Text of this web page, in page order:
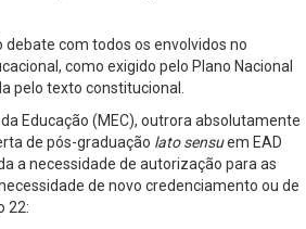
com todos os envolvidos no
como exigido pelo Plano Nacional
pelo texto constitucional.
Educação (MEC), outrora absolutamente
de pós-graduação lato sensuem EAD
a necessidade de autorização para as
de novo credenciamento ou de
22: